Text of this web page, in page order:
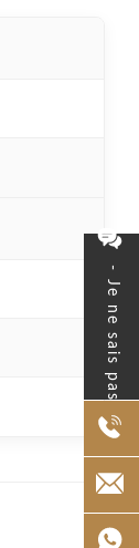
- Je ne sais pas.